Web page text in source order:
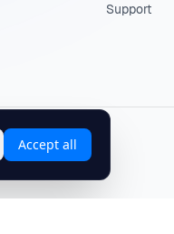
Accept all
Support